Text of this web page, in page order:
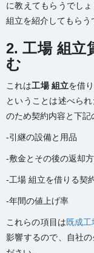
に教えてもらうでし
組立を紹介してもらう
2. 工場 組立
む
これは工場 組立を借
ということは述べら
のため契約内容と下記
-引継の設備と用品
-敷金とその後の返却
-工場 組立を借りる契
-年間の値上げ率
これらの項目は既成
影響するので、自社